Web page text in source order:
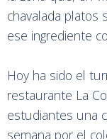
chavalada platos
ese ingrediente
Hoy ha sido el
restaurante La
estudiantes una
semana por el